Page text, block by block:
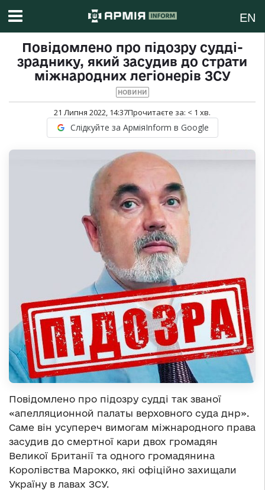
EN
Повідомлено про підозру судді-
зраднику, який засудив до страти
міжнародних легіонерів ЗСУ
НОВИНИ
21 Липня 2022, 14:37Прочитаєте за: < 1 хв.
Слідкуйте за АрміяInform в Google
Повідомлено про підозру судді так званої
«апелляционной палаты верховного суда днр».
Саме він усупереч вимогам міжнародного права
засудив до смертної кари двох громадян
Великої Британії та одного громадянина
Королівства Марокко, які офіційно захищали
Україну в лавах ЗСУ.